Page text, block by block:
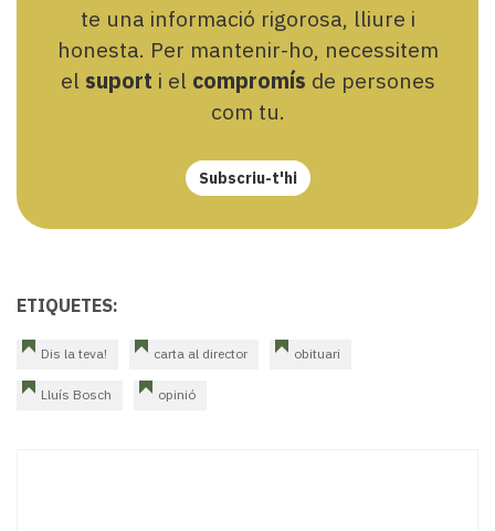
te una informació rigorosa, lliure i
honesta. Per mantenir-ho, necessitem
el suport i el compromís de persones
com tu.
Subscriu-t'hi
ETIQUETES:
Dis la teva! carta al director obituari
Lluís Bosch opinió